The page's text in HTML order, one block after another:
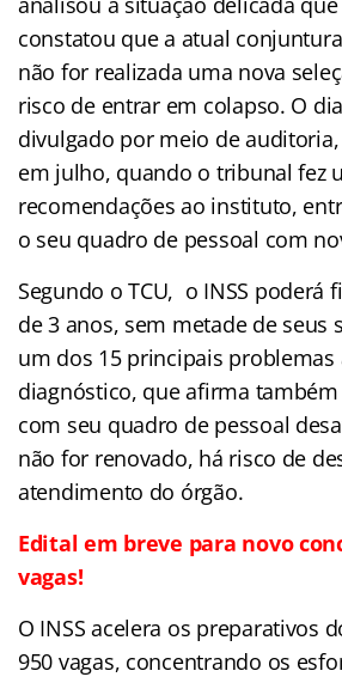
constatou que a atual
não for realizada uma nova
risco de entrar em colapso. O
divulgado por meio de
em julho, quando o tribunal fez
recomendações ao instituto,
o seu quadro de pessoal com
Segundo o TCU, o INSS poderá
de 3 anos, sem metade de seus
um dos 15 principais problemas
diagnóstico, que afirma também
com seu quadro de pessoal
não for renovado, há risco de
atendimento do órgão.
Edital em breve para novo
vagas!
O INSS acelera os preparativos
950 vagas, concentrando os